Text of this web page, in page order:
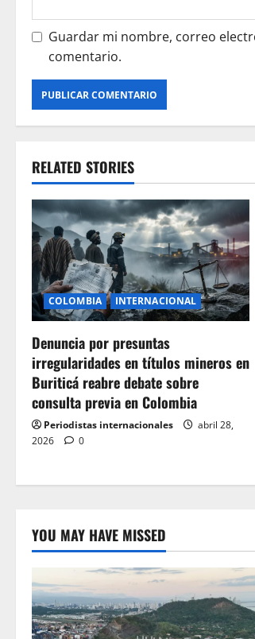
Guardar mi nombre, correo
comentario.
RELATED STORIES
COLOMBIA INTERNACIONAL
Denuncia por presuntas
irregularidades en títulos mineros en
Buriticá reabre debate sobre
consulta previa en Colombia
Periodistas internacionales
abril 28,
2026
0
YOU MAY HAVE MISSED